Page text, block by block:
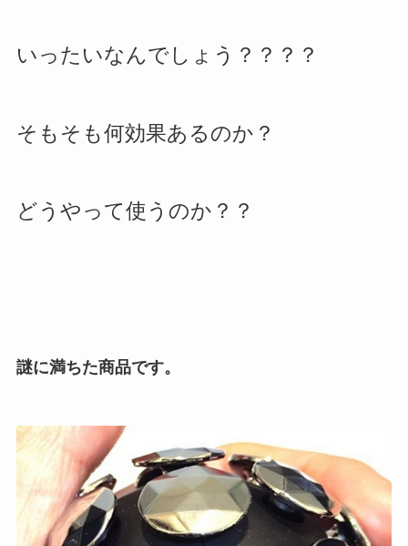
いったいなんでしょう？？？？
そもそも何効果あるのか？
どうやって使うのか？？
謎に満ちた商品です。